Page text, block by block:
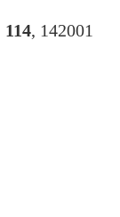
114, 142001